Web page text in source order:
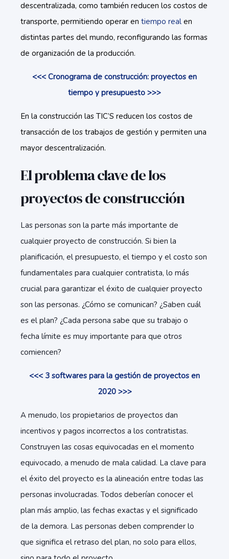
descentralizada, como también reducen los costos de
transporte, permitiendo operar en tiempo real en
distintas partes del mundo, reconfigurando las formas
de organización de la producción.
<<< Cronograma de construcción: proyectos en
tiempo y presupuesto >>>
En la construcción las TIC’S reducen los costos de
transacción de los trabajos de gestión y permiten una
mayor descentralización.
El problema clave de los
proyectos de construcción
Las personas son la parte más importante de
cualquier proyecto de construcción. Si bien la
planificación, el presupuesto, el tiempo y el costo son
fundamentales para cualquier contratista, lo más
crucial para garantizar el éxito de cualquier proyecto
son las personas. ¿Cómo se comunican? ¿Saben cuál
es el plan? ¿Cada persona sabe que su trabajo o
fecha límite es muy importante para que otros
comiencen?
<<< 3 softwares para la gestión de proyectos en
2020 >>>
A menudo, los propietarios de proyectos dan
incentivos y pagos incorrectos a los contratistas.
Construyen las cosas equivocadas en el momento
equivocado, a menudo de mala calidad. La clave para
el éxito del proyecto es la alineación entre todas las
personas involucradas. Todos deberían conocer el
plan más amplio, las fechas exactas y el significado
de la demora. Las personas deben comprender lo
que significa el retraso del plan, no solo para ellos,